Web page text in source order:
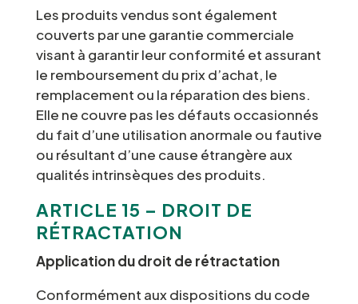
Les produits vendus sont également
couverts par une garantie commerciale
visant à garantir leur conformité et assurant
le remboursement du prix d’achat, le
remplacement ou la réparation des biens.
Elle ne couvre pas les défauts occasionnés
du fait d’une utilisation anormale ou fautive
ou résultant d’une cause étrangère aux
qualités intrinsèques des produits.
ARTICLE 15 – DROIT DE
RÉTRACTATION
Application du droit de rétractation
Conformément aux dispositions du code